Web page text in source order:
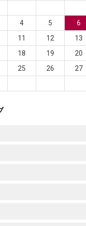
4 5 6
11 12 13
18 19 20
25 26 27